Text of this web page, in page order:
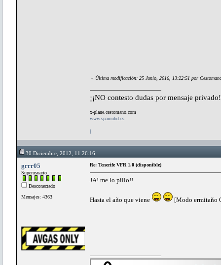
« Última modificación: 25 Junio, 2016, 13:22:51 por
¡¡NO contesto dudas por mensaje
x-plane.cestomano.com
www.spainuhd.es
[
30 Diciembre, 2012, 11:26:16
grrr05
Superusuario
Desconectado
Mensajes: 4363
Re: Tenerife VFR 1.0 (disponible)
JA! me lo pillo!!
Hasta el año que viene [Modo ermitaño